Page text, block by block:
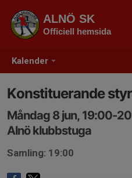
Kalender
ALNÖ SK
Officiell hemsida
Konstituerande
Måndag 8 jun, 19:00-
Alnö klubbstuga
Samling: 19:00